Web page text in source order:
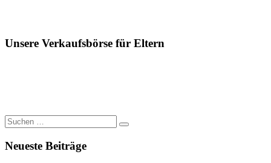
Unsere Verkaufsbörse für Eltern
Suchen
nach:
Suchen
Neueste Beiträge